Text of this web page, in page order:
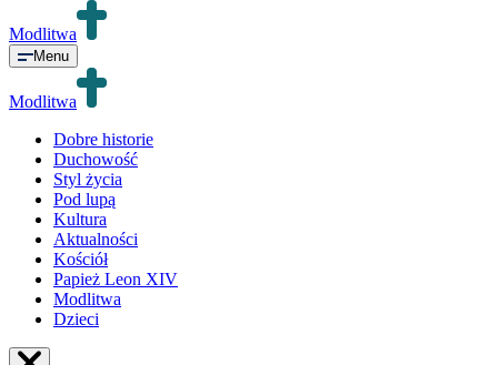
Modlitwa
Menu
Modlitwa
Dobre historie
Duchowość
Styl życia
Pod lupą
Kultura
Aktualności
Kościół
Papież Leon XIV
Modlitwa
Dzieci